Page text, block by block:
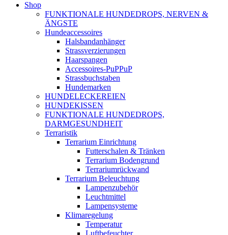
Shop
FUNKTIONALE HUNDEDROPS, NERVEN &
ÄNGSTE
Hundeaccessoires
Halsbandanhänger
Strassverzierungen
Haarspangen
Accessoires-PuPPuP
Strassbuchstaben
Hundemarken
HUNDELECKEREIEN
HUNDEKISSEN
FUNKTIONALE HUNDEDROPS,
DARMGESUNDHEIT
Terraristik
Terrarium Einrichtung
Futterschalen & Tränken
Terrarium Bodengrund
Terrariumrückwand
Terrarium Beleuchtung
Lampenzubehör
Leuchtmittel
Lampensysteme
Klimaregelung
Temperatur
Luftbefeuchter